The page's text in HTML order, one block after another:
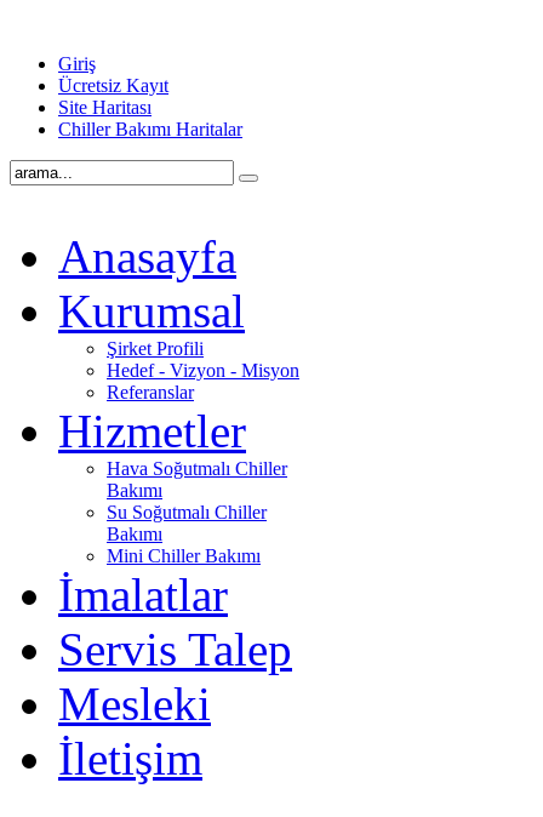
Giriş
Ücretsiz Kayıt
Site Haritası
Chiller Bakımı Haritalar
Anasayfa
Kurumsal
Şirket Profili
Hedef - Vizyon - Misyon
Referanslar
Hizmetler
Hava Soğutmalı Chiller
Bakımı
Su Soğutmalı Chiller
Bakımı
Mini Chiller Bakımı
İmalatlar
Servis Talep
Mesleki
İletişim